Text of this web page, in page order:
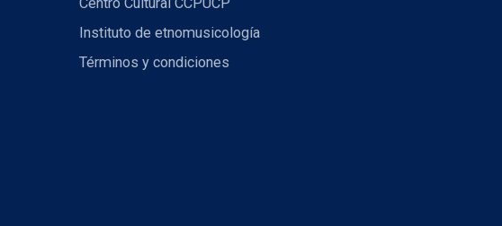
Instituto de etnomusicología
Términos y condiciones